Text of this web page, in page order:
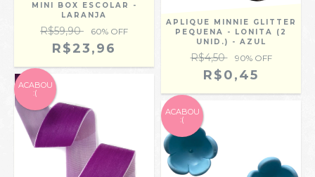
MINI BOX ESCOLAR -
LARANJA
R$59,90 60% OFF
R$23,96
APLIQUE MINNIE GLITTER
PEQUENA - LONITA (2
UNID.) - AZUL
R$4,50 90% OFF
R$0,45
ACABOU
:(
ACABOU
:(